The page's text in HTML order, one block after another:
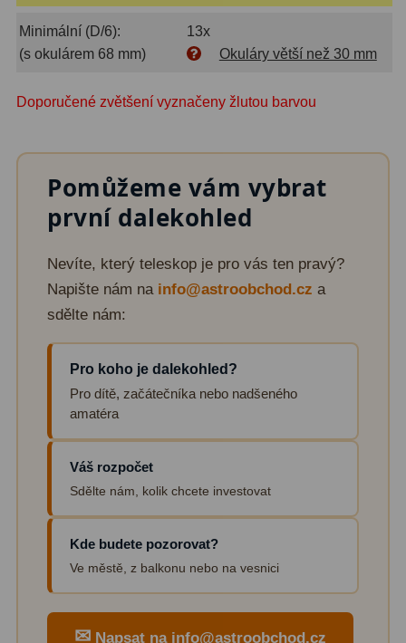
Myslivecké 2
Pro pozorování přírody a
ornitologie
Dárkové1
Binokulární dalekohledy279
Astronomické
Lovecké a turistické113
Námořní11
Sportovní
Kapesní14
Univerzální 41
Dálkoměry 9
Noční vidění
Mikroskopy92
Minimální (D/6):
13x
(s okulárem 68 mm)
Okuláry větší než 30 mm
Doporučené zvětšení vyznačeny žlutou barvou
Pomůžeme vám vybrat
první dalekohled
Nevíte, který teleskop je pro vás ten pravý?
Napište nám na info@astroobchod.cz a
sdělte nám:
Pro koho je dalekohled?
Pro dítě, začátečníka nebo nadšeného
amatéra
Váš rozpočet
Sdělte nám, kolik chcete investovat
Kde budete pozorovat?
Ve městě, z balkonu nebo na vesnici
✉ Napsat na info@astroobchod.cz